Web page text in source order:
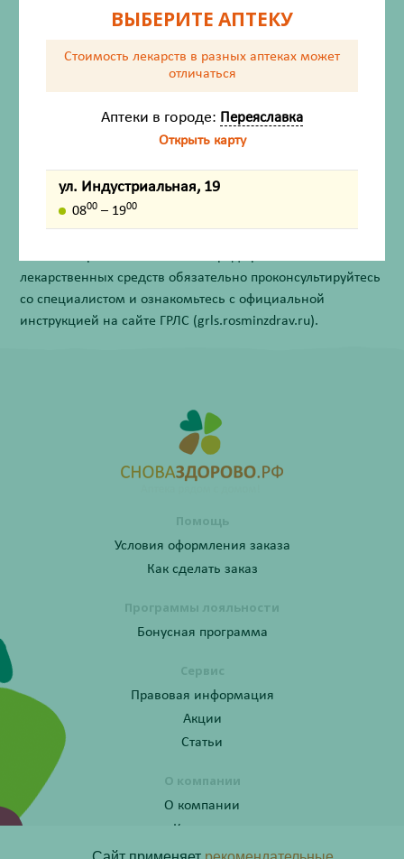
Инструкция по применению
Внешний вид товара, упаковки, может отличаться от
лекарственных средств обязательно проконсультируйтесь
со специалистом и ознакомьтесь с официальной
инструкцией на сайте ГРЛС (grls.rosminzdrav.ru).
Помощь
Условия оформления заказа
Как сделать заказ
Программы лояльности
Бонусная программа
Сервис
Правовая информация
Акции
Статьи
О компании
О компании
Контакты
ВЫБЕРИТЕ АПТЕКУ
Стоимость лекарств в разных аптеках может
отличаться
Аптеки в городе: Переяславка
Открыть карту
ул. Индустриальная, 19
0800 – 1900